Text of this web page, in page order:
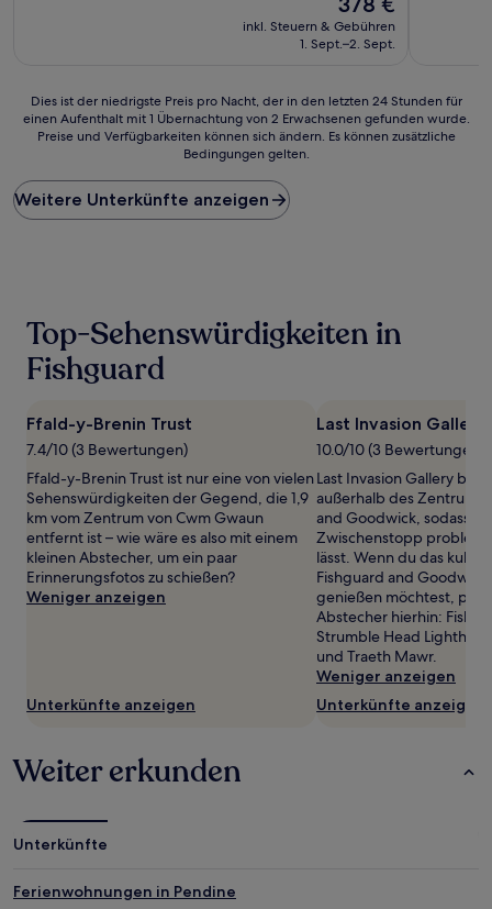
Preis
beträgt
inkl. Steuern & Gebühren
1. Sept.–2. Sept.
Dies
ist
Preis
pro
Nacht,
24 Stunden
einen
Aufenthalt
1 Übernachtung
2 Erwachsenen
gefunden
wurde.
Preise
und
Verfügbarkeiten
können
sich
gelten.
Dies ist der niedrigste Preis pro Nacht, der in den letzten 24 Stunden für
einen Aufenthalt mit 1 Übernachtung von 2 Erwachsenen gefunden wurde.
Preise und Verfügbarkeiten können sich ändern. Es können zusätzliche
Bedingungen gelten.
Weitere Unterkünfte anzeigen
Top-Sehenswürdigkeiten in
Fishguard
Ffald-y-Brenin Trust
7.4/10 (3 Bewertungen)
Ffald-y-Brenin Trust ist nur eine von vielen
Sehenswürdigkeiten der Gegend, die 1,9
km vom Zentrum von Cwm Gwaun
entfernt ist – wie wäre es also mit einem
kleinen Abstecher, um ein paar
Erinnerungsfotos zu schießen?
Weniger anzeigen
Unterkünfte anzeigen
Last Invasion Gallery
10.0/10 (3 Bewertungen)
Last Invasion Gallery
außerhalb des Zentrums
and Goodwick, sodass
Zwischenstopp
lässt. Wenn du das
Fishguard and
genießen möchtest,
Abstecher hierhin:
Strumble Head
und Traeth Mawr.
Weniger anzeigen
Unterkünfte anzeigen
Weiter erkunden
Unterkünfte
Ferienwohnungen in Pendine